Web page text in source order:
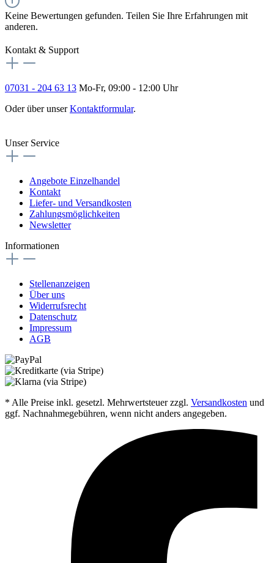
Keine Bewertungen gefunden. Teilen Sie Ihre Erfahrungen mit
anderen.
Kontakt & Support
07031 - 204 63 13 Mo-Fr, 09:00 - 12:00 Uhr
Oder über unserKontaktformular.
Unser Service
Angebote Einzelhandel
Kontakt
Liefer- und Versandkosten
Zahlungsmöglichkeiten
Newsletter
Informationen
Stellenanzeigen
Über uns
Widerrufsrecht
Datenschutz
Impressum
AGB
* Alle Preise inkl. gesetzl. Mehrwertsteuer zzgl. Versandkosten und
ggf. Nachnahmegebühren, wenn nicht anders angegeben.